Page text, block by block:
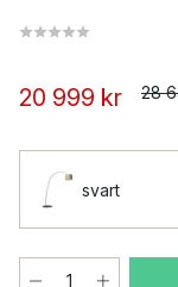
20 999 kr 28
svart